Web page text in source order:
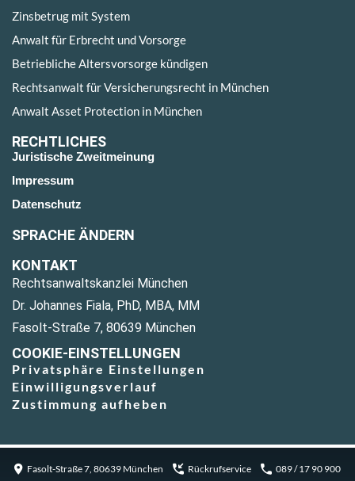
Zinsbetrug mit System
Anwalt für Erbrecht und Vorsorge
Betriebliche Altersvorsorge kündigen
Rechtsanwalt für Versicherungsrecht in München
Anwalt Asset Protection in München
RECHTLICHES
Juristische Zweitmeinung
Impressum
Datenschutz
SPRACHE ÄNDERN
KONTAKT
Rechtsanwaltskanzlei München
Dr. Johannes Fiala, PhD, MBA, MM
Fasolt-Straße 7, 80639 München
COOKIE-EINSTELLUNGEN
Privatsphäre Einstellungen
Einwilligungsverlauf
Zustimmung aufheben
Fasolt-Straße 7, 80639 München Rückrufservice 089 / 17 90 900